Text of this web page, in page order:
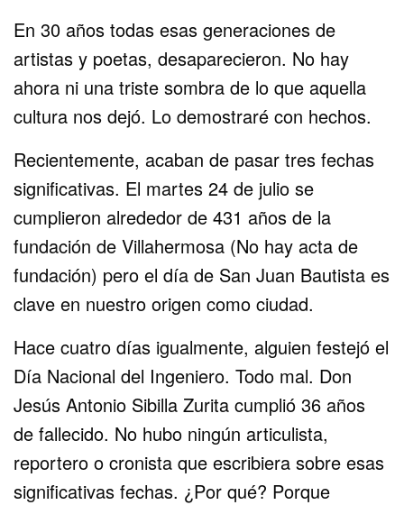
En 30 años todas esas generaciones de
artistas y poetas, desaparecieron. No hay
ahora ni una triste sombra de lo que aquella
cultura nos dejó. Lo demostraré con hechos.
Recientemente, acaban de pasar tres fechas
significativas. El martes 24 de julio se
cumplieron alrededor de 431 años de la
fundación de Villahermosa (No hay acta de
fundación) pero el día de San Juan Bautista es
clave en nuestro origen como ciudad.
Hace cuatro días igualmente, alguien festejó el
Día Nacional del Ingeniero. Todo mal. Don
Jesús Antonio Sibilla Zurita cumplió 36 años
de fallecido. No hubo ningún articulista,
reportero o cronista que escribiera sobre esas
significativas fechas. ¿Por qué? Porque